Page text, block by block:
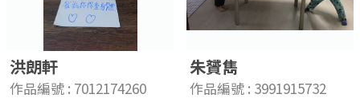
洪朗軒
作品編號 : 7012174260
朱贇雋
作品編號 : 3991915732